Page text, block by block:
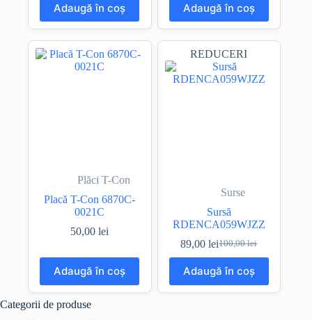
fost:
110,00 lei.
89,00 lei.
Adaugă în coș
a
fost:
este:
110,00 lei.
Adaugă în coș
Plăci T-Con
Placă T-Con 6870C-
0021C
50,00lei
Adaugă în coș
REDUCERI
Surse
Sursă
RDENCA059WJZZ
100,00lei
Prețul
inițial
a
fost:
89,00leiPrețul
curent
este:
89,00 lei.
Adaugă în coș
Categorii de produse